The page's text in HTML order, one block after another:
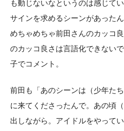
も動じないなというのは感じて
サインを求めるシーンがあった
めちゃめちゃ前田さんのカッコ
のカッコ良さは言語化できない
子でコメント。
前田も「あのシーンは（少年た
に来てくださったんで。あの頃
出しながら。アイドルをやって